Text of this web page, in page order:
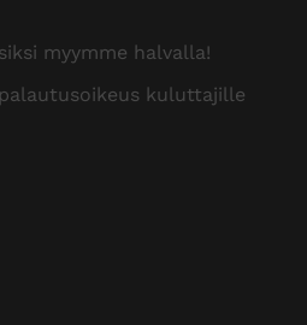
myymme halvalla!
kuluttajille